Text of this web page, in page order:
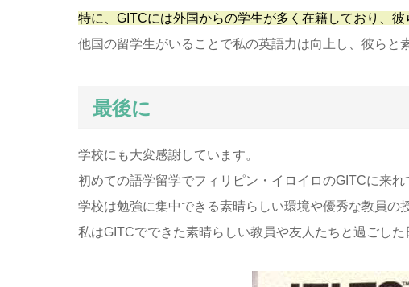
特に、GITCには外国からの学生が多く在籍しており、
他国の留学生がいることで私の英語力は向上し、彼らと
最後に
学校にも大変感謝しています。
初めての語学留学でフィリピン・イロイロのGITCに来れ
学校は勉強に集中できる素晴らしい環境や優秀な教員の
私はGITCでできた素晴らしい教員や友人たちと過ごした